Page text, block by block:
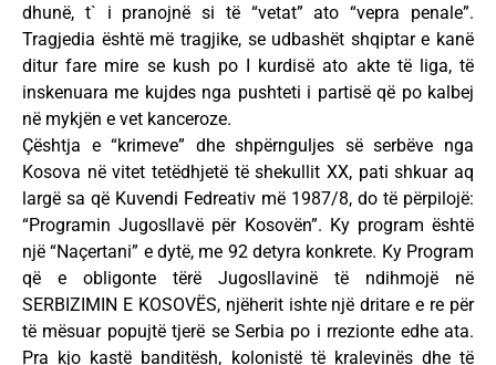
dhunë, t` i pranojnë si të “vetat” ato “vepra penale”.
Tragjedia është më tragjike, se udbashët shqiptar e kanë
ditur fare mire se kush po I kurdisë ato akte të liga, të
inskenuara me kujdes nga pushteti i partisë që po kalbej
në mykjën e vet kanceroze.
Çështja e “krimeve” dhe shpërnguljes së serbëve nga
Kosova në vitet tetëdhjetë të shekullit XX, pati shkuar aq
largë sa që Kuvendi Fedreativ më 1987/8, do të përpilojë:
“Programin Jugosllavë për Kosovën”. Ky program është
një “Naçertani” e dytë, me 92 detyra konkrete. Ky Program
që e obligonte tërë Jugosllavinë të ndihmojë në
SERBIZIMIN E KOSOVËS, njëherit ishte një dritare e re për
të mësuar popujtë tjerë se Serbia po i rrezionte edhe ata.
Pra kjo kastë banditësh, kolonistë të kralevinës dhe të